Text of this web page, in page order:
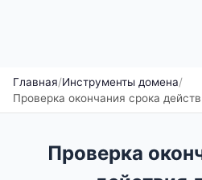
Главная/Инструменты домена/
Проверка окончания срока
Проверка